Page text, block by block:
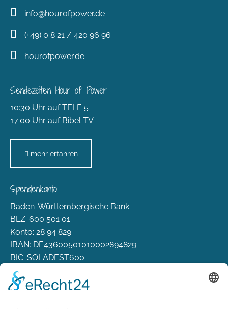
info@hourofpower.de
(+49) 0 8 21 / 420 96 96
hourofpower.de
Sendezeiten Hour of Power
10:30 Uhr auf TELE 5
17:00 Uhr auf Bibel TV
mehr erfahren
Spendenkonto
Baden-Württembergische Bank
BLZ: 600 501 01
Konto: 28 94 829
IBAN: DE43600501010002894829
BIC: SOLADEST600
Rechtliches